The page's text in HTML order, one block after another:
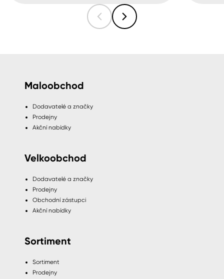
Maloobchod
Dodavatelé a značky
Prodejny
Akční nabídky
Velkoobchod
Dodavatelé a značky
Prodejny
Obchodní zástupci
Akční nabídky
Sortiment
Sortiment
Prodejny